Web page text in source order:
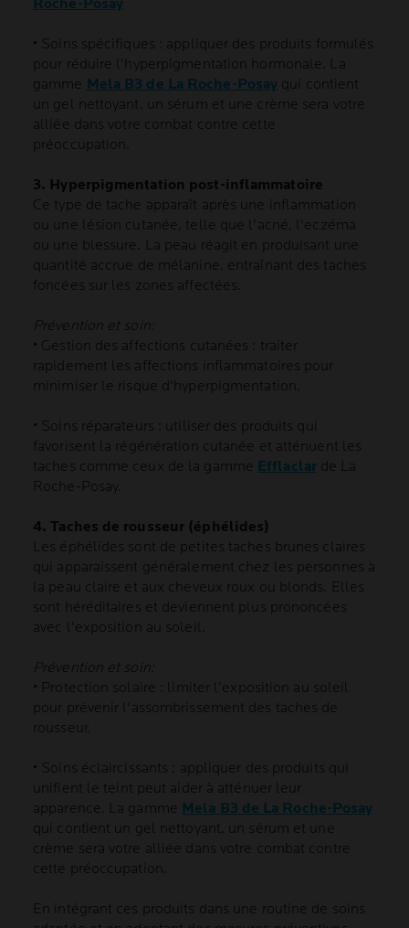
Roche-Posay
• Soins spécifiques : appliquer des produits formulés
pour réduire l'hyperpigmentation hormonale. La
gamme Mela B3 de La Roche-Posay qui contient
un gel nettoyant, un sérum et une crème sera votre
alliée dans votre combat contre cette
préoccupation.
3. Hyperpigmentation post-inflammatoire
Ce type de tache apparaît après une inflammation
ou une lésion cutanée, telle que l'acné, l'eczéma
ou une blessure. La peau réagit en produisant une
quantité accrue de mélanine, entraînant des taches
foncées sur les zones affectées.
Prévention et soin:
• Gestion des affections cutanées : traiter
rapidement les affections inflammatoires pour
minimiser le risque d'hyperpigmentation.
• Soins réparateurs : utiliser des produits qui
favorisent la régénération cutanée et atténuent les
taches comme ceux de la gamme Efflaclarde La
Roche-Posay.
4. Taches de rousseur (éphélides)
Les éphélides sont de petites taches brunes claires
qui apparaissent généralement chez les personnes à
la peau claire et aux cheveux roux ou blonds. Elles
sont héréditaires et deviennent plus prononcées
avec l'exposition au soleil.
Prévention et soin:
• Protection solaire : limiter l'exposition au soleil
pour prévenir l'assombrissement des taches de
rousseur.
• Soins éclaircissants : appliquer des produits qui
unifient le teint peut aider à atténuer leur
apparence. La gamme Mela B3 de La Roche-Posay
qui contient un gel nettoyant, un sérum et une
crème sera votre alliée dans votre combat contre
cette préoccupation.
En intégrant ces produits dans une routine de soins